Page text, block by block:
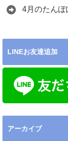
4月のたん
LINEお友達追加
アーカイブ